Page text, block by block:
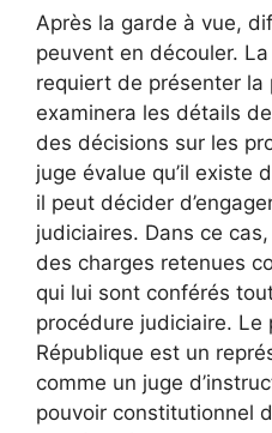
Après la garde à vue,
peuvent en découler.
requiert de présenter la
examinera les détails
des décisions sur les
juge évalue qu’il existe
il peut décider
judiciaires. Dans ce
des charges retenues
qui lui sont conférés
procédure judiciaire. Le
République est un
comme un juge
pouvoir constitutionnel